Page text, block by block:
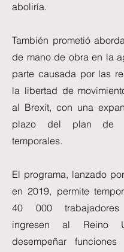
aboliría.
También prometió
de mano de obra en la
parte causada por las
la libertad de
al Brexit, con una
plazo del plan de
temporales.
El programa, lanzado
en 2019, permite
40 000 trabajadores
ingresen al Reino
desempeñar funciones